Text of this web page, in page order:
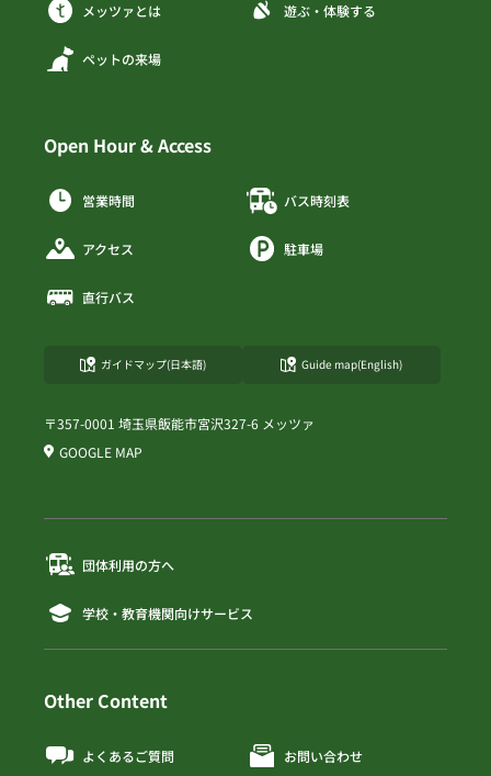
メッツァとは
ペットの来場
遊ぶ・体験する
Open Hour & Access
営業時間
アクセス
直行バス
バス時刻表
駐車場
ガイドマップ(日本語) Guide map(English)
〒357-0001 埼玉県飯能市宮沢327-6 メッツァ
GOOGLE MAP
団体利用の方へ
学校・教育機関向けサービス
Other Content
よくあるご質問 お問い合わせ